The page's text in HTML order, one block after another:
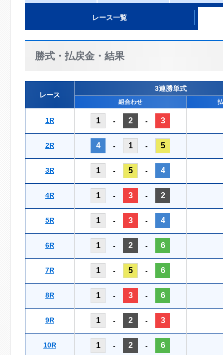
レース一覧
勝式・払戻金・結果
レース
3連勝単式
組合わせ
1R 1 - 2 - 3
2R 4 - 1 - 5
3R 1 - 5 - 4
4R 1 - 3 - 2
5R 1 - 3 - 4
6R 1 - 2 - 6
7R 1 - 5 - 6
8R 1 - 3 - 6
9R 1 - 2 - 3
10R 1 - 2 - 6